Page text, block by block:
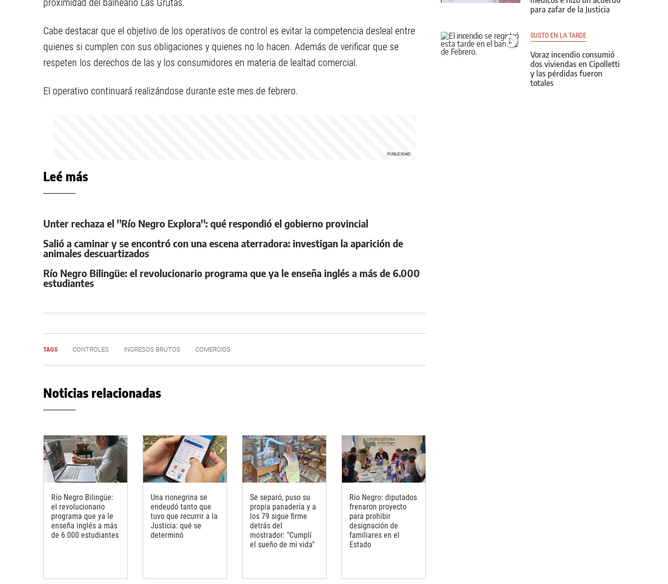
proximidad del balneario Las Grutas.
Cabe destacar que el objetivo de los operativos de control es evitar la competencia desleal entre
quienes si cumplen con sus obligaciones y quienes no lo hacen. Además de verificar que se
respeten los derechos de las y los consumidores en materia de lealtad comercial.
El operativo continuará realizándose durante este mes de febrero.
Leé más
Unter rechaza el ''Río Negro Explora'': qué respondió el gobierno provincial
Salió a caminar y se encontró con una escena aterradora: investigan la aparición de
animales descuartizados
Río Negro Bilingüe: el revolucionario programa que ya le enseña inglés a más de 6.000
estudiantes
TAGS CONTROLES INGRESOS BRUTOS COMERCIOS
Noticias relacionadas
Río Negro Bilingüe:
el revolucionario
programa que ya le
enseña inglés a más
de 6.000 estudiantes
Una rionegrina se
endeudó tanto que
tuvo que recurrir a la
Justicia: qué se
determinó
Se separó, puso su
propia panadería y a
los 79 sigue firme
detrás del
mostrador: "Cumplí
el sueño de mi vida"
Río Negro: diputados
frenaron proyecto
para prohibir
designación de
familiares en el
Estado
para zafar de la Justicia
SUSTO EN LA TARDE
Voraz incendio consumió
dos viviendas en Cipolletti
y las pérdidas fueron
totales